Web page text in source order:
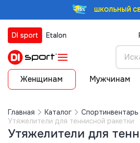
ШКОЛЬНЫЙ
DI sport Etalon
Женщинам Мужчинам
Главная Каталог
Спортинвентарь
Утяжелители для теннисной ракетки
Утяжелители для